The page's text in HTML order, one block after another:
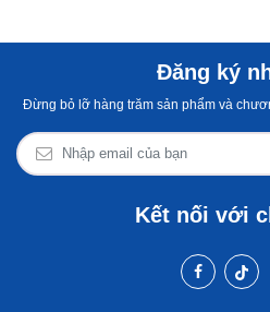
Đăng ký
Đừng bỏ lỡ hàng trăm sản phẩm và
Kết nối với